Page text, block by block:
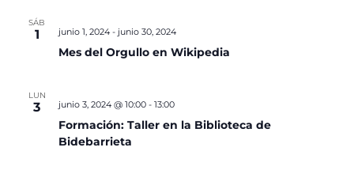
SÁB
1
Mes del Orgullo en Wikipedia
junio 1, 2024- junio 30, 2024
LUN
3
Formación: Taller en la Biblioteca de
Bidebarrieta
junio 3, 2024 @ 10:00- 13:00